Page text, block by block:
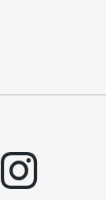
instagram